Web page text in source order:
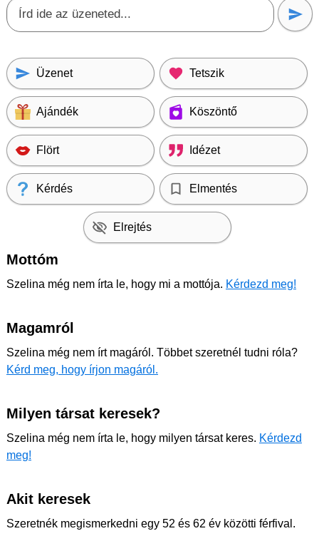
Üzenet Tetszik
Ajándék Köszöntő
Flört Idézet
Kérdés Elmentés
Elrejtés
Mottóm
Szelina még nem írta le, hogy mi a mottója. Kérdezd meg!
Magamról
Szelina még nem írt magáról. Többet szeretnél tudni róla?
Kérd meg, hogy írjon magáról.
Milyen társat keresek?
Szelina még nem írta le, hogy milyen társat keres. Kérdezd
meg!
Akit keresek
Szeretnék megismerkedni egy 52 és 62 év közötti férfival.